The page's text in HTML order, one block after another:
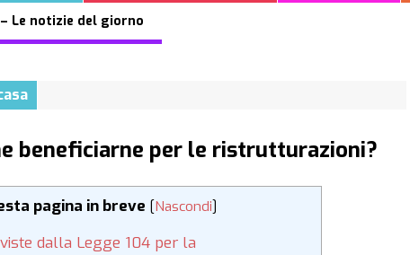
Le notizie del giorno
beneficiarne per le ristrutturazioni?
pagina in breve [Nascondi]
dalla Legge 104 per la